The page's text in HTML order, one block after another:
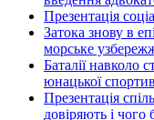
Презентація
Затока знову в
морське
Баталії навколо
юнацької
Презентація
довіряють і чого